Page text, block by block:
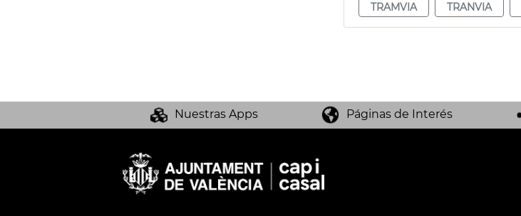
TRAMVIA
TRANVIA
Nuestras Apps Páginas de Interés